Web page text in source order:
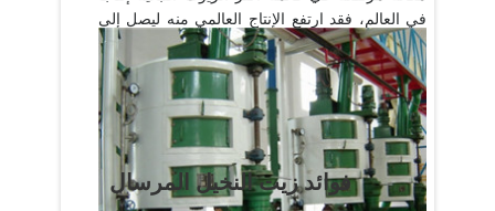
في العالم، فقد ارتفع الإنتاج العالمي منه ليصل إلى
ما يُقارب 66 مليونَ طنٍ في عام 2017 مقارنة بـ 15
مليونَ طنٍ فقط في عام 1995، وتفسر هذه الزيادة
بالقدرة على إنتاج ما يُقارب أربعة أضعاف من زيت
النخيل مقارنةً بالزيوت النباتية ال...在mawdoo3上
查看更多信息
فوائد زيت النخيل المرسال